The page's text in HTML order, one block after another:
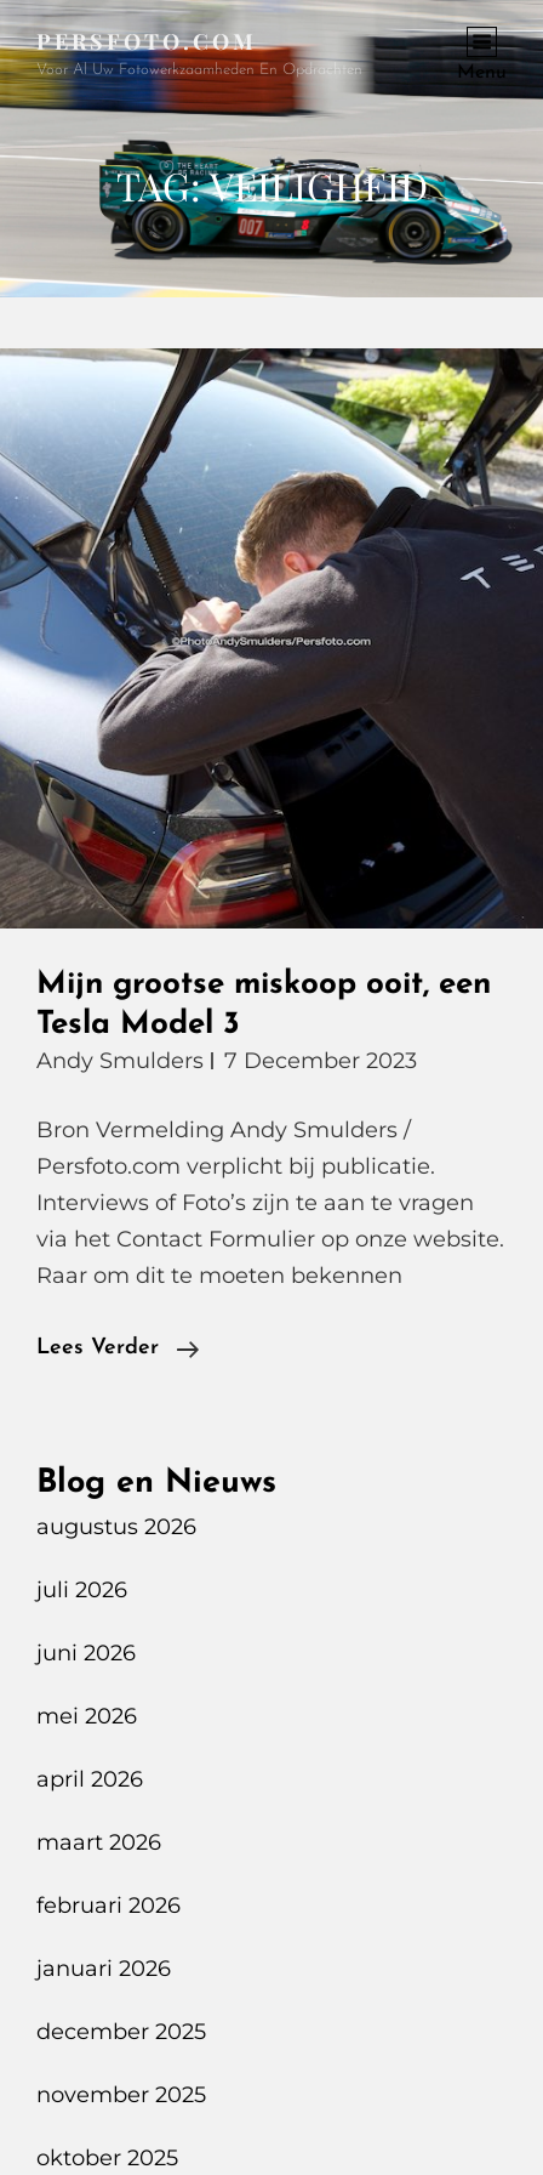
PERSFOTO.COM
Voor Al Uw Fotowerkzaamheden En Opdrachten Menu
TAG:VEILIGHEID
Mijn grootse miskoop ooit, een
Tesla Model 3
Andy Smulders 7 December 2023
Bron Vermelding Andy Smulders /
Persfoto.com verplicht bij publicatie.
Interviews of Foto’s zijn te aan te vragen
via het Contact Formulier op onze website.
Raar om dit te moeten bekennen
Lees Verder
Mijn
Een
Blog en Nieuws
augustus 2026
juli 2026
juni 2026
mei 2026
april 2026
maart 2026
februari 2026
januari 2026
december 2025
november 2025
oktober 2025